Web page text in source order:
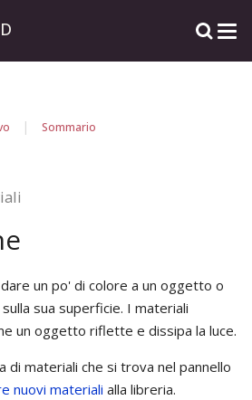
| Sommario
un po' di colore a un oggetto o
sua superficie. I materiali
un oggetto riflette e dissipa la luce.
di materiali che si trova nel pannello
nuovi materiali alla libreria.